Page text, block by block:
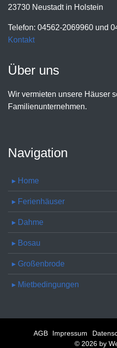
23730 Neustadt in Holstein
Telefon: 04562-2069960 und
Kontakt
Über uns
Wir vermieten unsere Häuser
Familienunternehmen.
Navigation
▸ Home
▸ Ferienhäuser
▸ Dahme
▸ Bosau
▸ Großenbrode
▸ Mietbedingungen
AGB Impressum
© 2026 by